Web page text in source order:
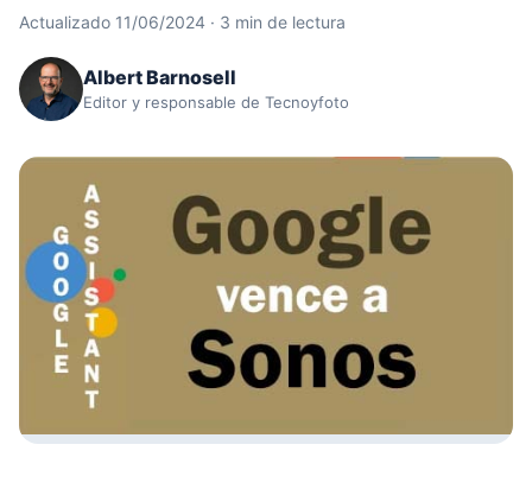
Actualizado 11/06/2024 · 3 min de lectura
Albert Barnosell
Editor y responsable de Tecnoyfoto